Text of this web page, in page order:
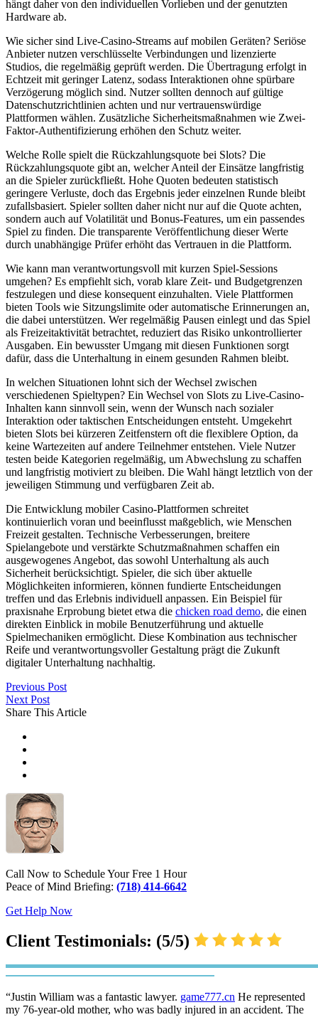
hängt daher von den individuellen Vorlieben und der genutzten
Hardware ab.
Wie sicher sind Live-Casino-Streams auf mobilen Geräten? Seriöse
Anbieter nutzen verschlüsselte Verbindungen und lizenzierte
Studios, die regelmäßig geprüft werden. Die Übertragung erfolgt in
Echtzeit mit geringer Latenz, sodass Interaktionen ohne spürbare
Verzögerung möglich sind. Nutzer sollten dennoch auf gültige
Datenschutzrichtlinien achten und nur vertrauenswürdige
Plattformen wählen. Zusätzliche Sicherheitsmaßnahmen wie Zwei-
Faktor-Authentifizierung erhöhen den Schutz weiter.
Welche Rolle spielt die Rückzahlungsquote bei Slots? Die
Rückzahlungsquote gibt an, welcher Anteil der Einsätze langfristig
an die Spieler zurückfließt. Hohe Quoten bedeuten statistisch
geringere Verluste, doch das Ergebnis jeder einzelnen Runde bleibt
zufallsbasiert. Spieler sollten daher nicht nur auf die Quote achten,
sondern auch auf Volatilität und Bonus-Features, um ein passendes
Spiel zu finden. Die transparente Veröffentlichung dieser Werte
durch unabhängige Prüfer erhöht das Vertrauen in die Plattform.
Wie kann man verantwortungsvoll mit kurzen Spiel-Sessions
umgehen? Es empfiehlt sich, vorab klare Zeit- und Budgetgrenzen
festzulegen und diese konsequent einzuhalten. Viele Plattformen
bieten Tools wie Sitzungslimite oder automatische Erinnerungen an,
die dabei unterstützen. Wer regelmäßig Pausen einlegt und das Spiel
als Freizeitaktivität betrachtet, reduziert das Risiko unkontrollierter
Ausgaben. Ein bewusster Umgang mit diesen Funktionen sorgt
dafür, dass die Unterhaltung in einem gesunden Rahmen bleibt.
In welchen Situationen lohnt sich der Wechsel zwischen
verschiedenen Spieltypen? Ein Wechsel von Slots zu Live-Casino-
Inhalten kann sinnvoll sein, wenn der Wunsch nach sozialer
Interaktion oder taktischen Entscheidungen entsteht. Umgekehrt
bieten Slots bei kürzeren Zeitfenstern oft die flexiblere Option, da
keine Wartezeiten auf andere Teilnehmer entstehen. Viele Nutzer
testen beide Kategorien regelmäßig, um Abwechslung zu schaffen
und langfristig motiviert zu bleiben. Die Wahl hängt letztlich von der
jeweiligen Stimmung und verfügbaren Zeit ab.
Die Entwicklung mobiler Casino-Plattformen schreitet
kontinuierlich voran und beeinflusst maßgeblich, wie Menschen
Freizeit gestalten. Technische Verbesserungen, breitere
Spielangebote und verstärkte Schutzmaßnahmen schaffen ein
ausgewogenes Angebot, das sowohl Unterhaltung als auch
Sicherheit berücksichtigt. Spieler, die sich über aktuelle
Möglichkeiten informieren, können fundierte Entscheidungen
treffen und das Erlebnis individuell anpassen. Ein Beispiel für
praxisnahe Erprobung bietet etwa die chicken road demo, die einen
direkten Einblick in mobile Benutzerführung und aktuelle
Spielmechaniken ermöglicht. Diese Kombination aus technischer
Reife und verantwortungsvoller Gestaltung prägt die Zukunft
digitaler Unterhaltung nachhaltig.
Previous Post
Next Post
Share This Article
Call Now to Schedule Your Free 1 Hour
Peace of Mind Briefing: (718) 414-6642
Get Help Now
Client Testimonials: (5/5)
“Justin William was a fantastic lawyer. game777.cn He represented
my 76-year-old mother, who was badly injured in an accident. The